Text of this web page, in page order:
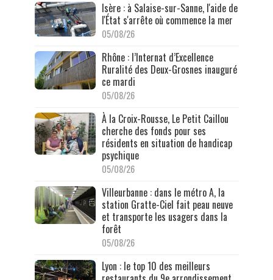
Isère : à Salaise-sur-Sanne, l'aide de
l'État s'arrête où commence la mer
05/08/26
Rhône : l’Internat d’Excellence
Ruralité des Deux-Grosnes inauguré
ce mardi
05/08/26
À la Croix-Rousse, Le Petit Caillou
cherche des fonds pour ses
résidents en situation de handicap
psychique
05/08/26
Villeurbanne : dans le métro A, la
station Gratte-Ciel fait peau neuve
et transporte les usagers dans la
forêt
05/08/26
Lyon : le top 10 des meilleurs